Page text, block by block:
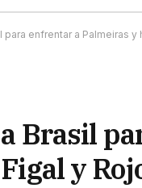
para enfrentar a Palmeiras
Brasil
y